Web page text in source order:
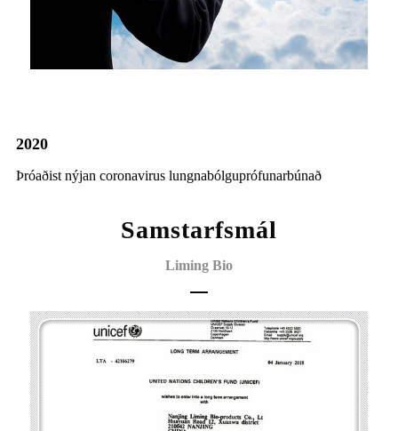
2020
Þróaðist nýjan coronavirus lungnabólguprófunarbúnað
Samstarfsmál
Liming Bio